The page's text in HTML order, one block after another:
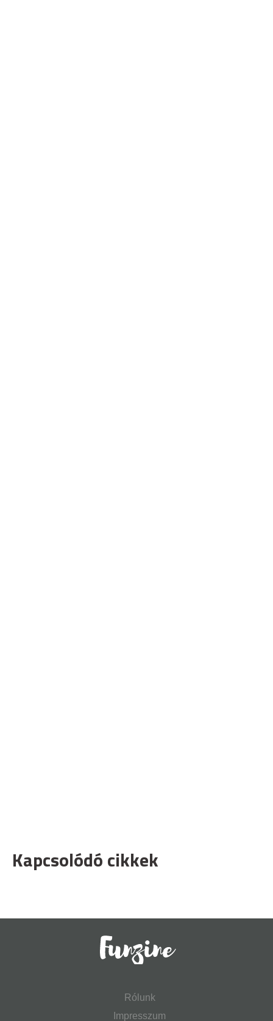
Kapcsolódó cikkek
Rólunk
Impresszum